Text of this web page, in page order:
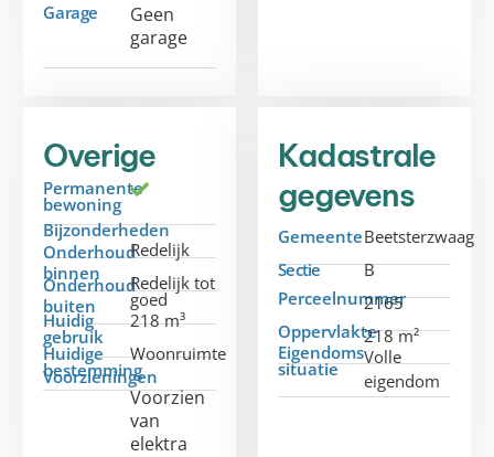
Garage
Geen
garage
Overige
Permanente
bewoning
Bijzonderheden
Onderhoud
binnen
Redelijk
Onderhoud
buiten
Redelijk tot
goed
Huidig
gebruik
218 m³
Huidige
bestemming
Woonruimte
Voorzieningen
Voorzien
van
elektra
Kadastrale
gegevens
GemeenteBeetsterzwaag
Sectie
B
Perceelnummer
2165
Oppervlakte218 m²
Eigendoms
situatie
Volle
eigendom